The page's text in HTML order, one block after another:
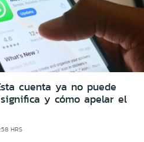
cuenta ya no puede
y cómo apelar el
HRS